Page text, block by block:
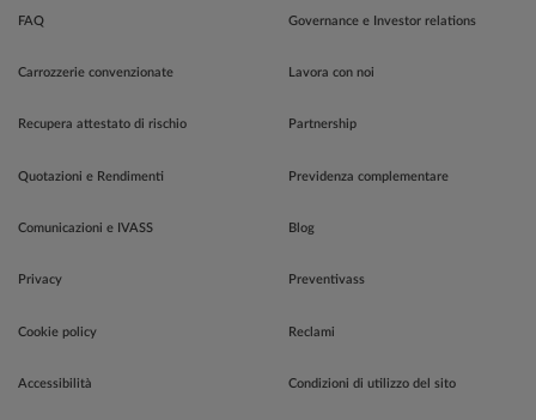
FAQ
Carrozzerie convenzionate
Recupera attestato di rischio
Quotazioni e Rendimenti
Comunicazioni e IVASS
Privacy
Cookie policy
Accessibilità
Governance e Investor relations
Lavora con noi
Partnership
Previdenza complementare
Blog
Preventivass
Reclami
Condizioni di utilizzo del sito